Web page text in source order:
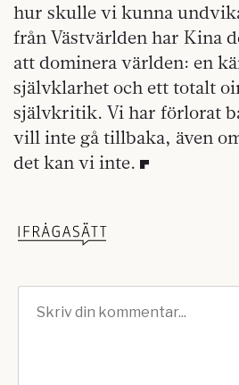
hur skulle vi kunna
från Västvärlden har Kina
att dominera världen: en
självklarhet och ett totalt
självkritik. Vi har förlorat
vill inte gå tillbaka, även
det kan vi inte.